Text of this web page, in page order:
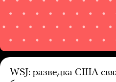
WSJ: разведка США